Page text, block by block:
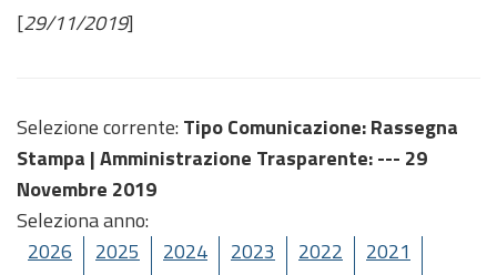
[29/11/2019]
Selezione corrente: Tipo Comunicazione: Rassegna
Stampa |Amministrazione Trasparente: --- 29
Novembre 2019
Seleziona anno:
2026
2025 2024 2023 2022
2021